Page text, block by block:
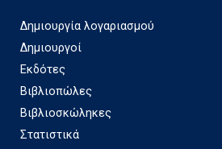
Δημιουργία λογαριασμού
Δημιουργοί
Εκδότες
Βιβλιοπώλες
Βιβλιοσκώληκες
Στατιστικά